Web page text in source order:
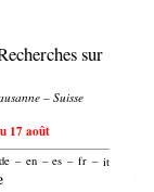
sur
– Suisse
17 août
de – en – es – fr – it